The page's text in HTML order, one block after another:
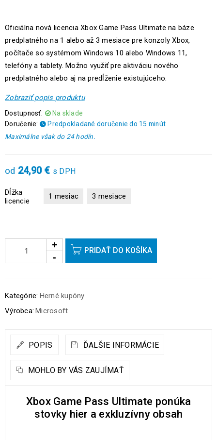
Oficiálna nová licencia Xbox Game Pass Ultimate na báze
predplatného na 1 alebo až 3 mesiace pre konzoly Xbox,
počítače so systémom Windows 10 alebo Windows 11,
telefóny a tablety. Možno využiť pre aktiváciu nového
predplatného alebo aj na predĺženie existujúceho.
Zobraziť popis produktu
Dostupnosť:
Na sklade
Doručenie:
Predpokladané doručenie do 15 minút
Maximálne však do 24 hodín.
od 24,90 € s DPH
Dĺžka
licencie
1 mesiac 3 mesiace
PRIDAŤ DO KOŠÍKA
Kategórie: Herné kupóny
Výrobca: Microsoft
POPIS ĎALŠIE INFORMÁCIE
MOHLO BY VÁS ZAUJÍMAŤ
Xbox Game Pass Ultimate ponúka
stovky hier a exkluzívny obsah